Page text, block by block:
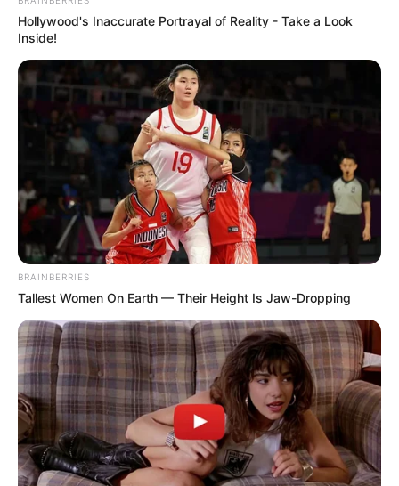
Hollywood's Inaccurate Portrayal of Reality - Take a Look
Inside!
BRAINBERRIES
Tallest Women On Earth — Their Height Is Jaw-Dropping